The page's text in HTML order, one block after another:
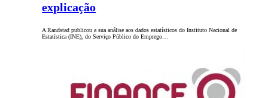
explicação
A Randstad publicou a sua análise aos dados estatísticos do Instituto Nacional de
Estatística (INE), do Serviço Público do Emprego…